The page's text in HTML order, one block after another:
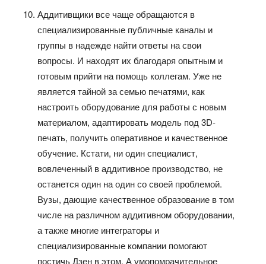
Аддитивщики все чаще обращаются в
специализированные публичные каналы и
группы в надежде найти ответы на свои
вопросы. И находят их благодаря опытным и
готовым прийти на помощь коллегам. Уже не
является тайной за семью печатями, как
настроить оборудование для работы с новым
материалом, адаптировать модель под 3D-
печать, получить оперативное и качественное
обучение. Кстати, ни один специалист,
вовлеченный в аддитивное производство, не
останется один на один со своей проблемой.
Вузы, дающие качественное образование в том
числе на различном аддитивном оборудовании,
а также многие интеграторы и
специализированные компании помогают
постичь Дзен в этом. А умопомрачительное